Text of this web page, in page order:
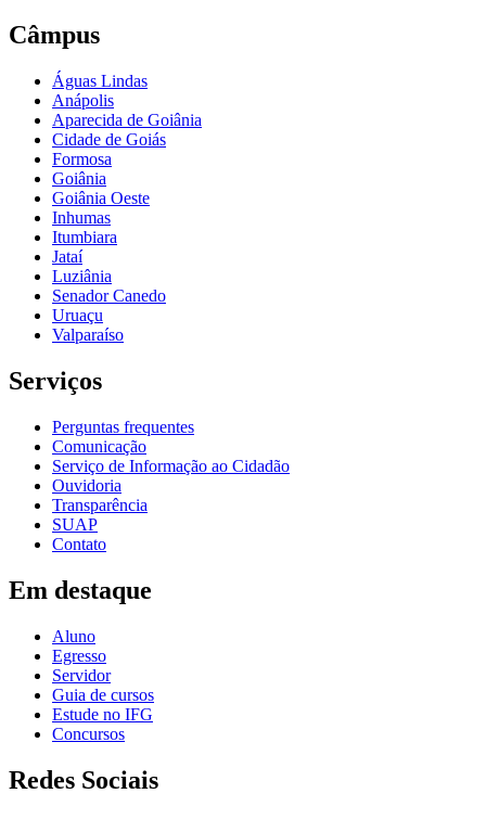
Câmpus
Águas Lindas
Anápolis
Aparecida de Goiânia
Cidade de Goiás
Formosa
Goiânia
Goiânia Oeste
Inhumas
Itumbiara
Jataí
Luziânia
Senador Canedo
Uruaçu
Valparaíso
Serviços
Perguntas frequentes
Comunicação
Serviço de Informação ao Cidadão
Ouvidoria
Transparência
SUAP
Contato
Em destaque
Aluno
Egresso
Servidor
Guia de cursos
Estude no IFG
Concursos
Redes Sociais